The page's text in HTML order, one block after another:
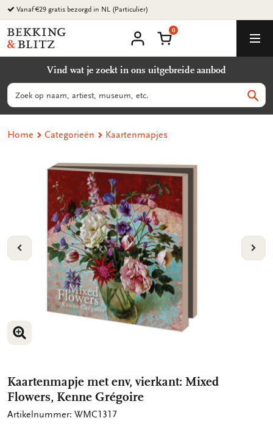
Ga
naar
content
Vanaf €29 gratis bezorgd in NL (Particulier)
Bekking
&
B.V.
account
Winkelmand
0
Vind wat je zoekt in ons uitgebreide aanbod
Zoeken
Home Categorieën Kaartenmapjes
VORIGE
VERGROOT AFBEELDING
VERGROOT AFBEELDING
Kaartenmapje met env, vierkant: Mixed
Flowers, Kenne Grégoire
Artikelnummer: WMC1317